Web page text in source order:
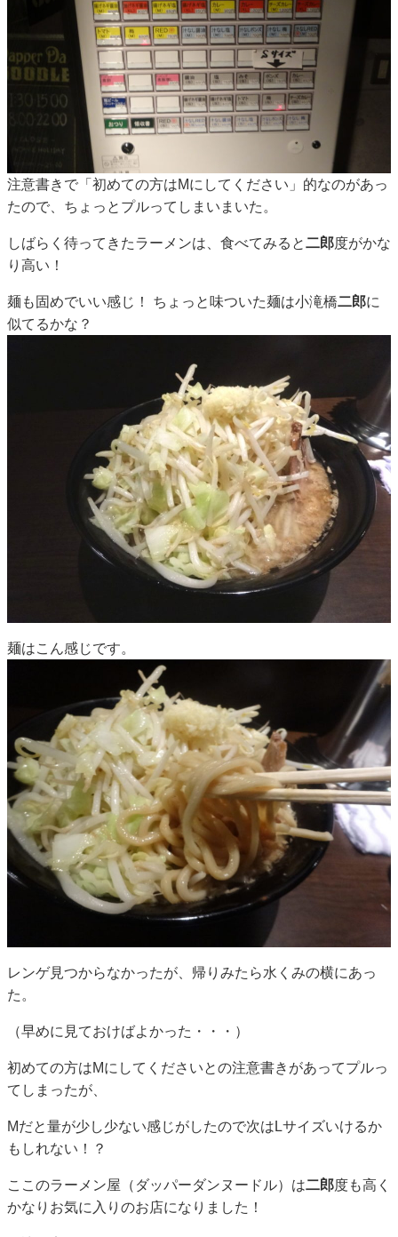
注意書きで「初めての方はMにしてください」的なのがあっ
たので、ちょっとプルってしまいまいた。
しばらく待ってきたラーメンは、食べてみると二郎度がかな
り高い！
麺も固めでいい感じ！ ちょっと味ついた麺は小滝橋二郎に
似てるかな？
麺はこん感じです。
レンゲ見つからなかったが、帰りみたら水くみの横にあっ
た。
（早めに見ておけばよかった・・・）
初めての方はMにしてくださいとの注意書きがあってプルっ
てしまったが、
Mだと量が少し少ない感じがしたので次はLサイズいけるか
もしれない！？
ここのラーメン屋（ダッパーダンヌードル）は二郎度も高く
かなりお気に入りのお店になりました！